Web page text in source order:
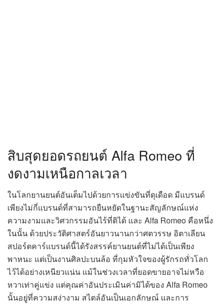
สิบสุดยอดรถยนต์ Alfa Romeo ที่
งดงามเหนือกาลเวลา
ในโลกยานยนต์อันเต็มไปด้วยการแข่งขันที่ดุเดือด มีแบรนด์
เพียงไม่กี่แบรนด์ที่สามารถยืนหยัดในฐานะสัญลักษณ์แห่ง
ความงามและวิศวกรรมอันไร้ที่ติได้ และ Alfa Romeo คือหนึ่ง
ในนั้น ด้วยประวัติศาสตร์อันยาวนานกว่าศตวรรษ อิตาเลียน
สปอร์ตคาร์แบรนด์นี้ได้รังสรรค์ยานยนต์ที่ไม่ได้เป็นเพียง
พาหนะ แต่เป็นงานศิลปะบนล้อ ที่กุมหัวใจของผู้รักรถทั่วโลก
ไว้ได้อย่างเหนียวแน่น แม้ในช่วงเวลาที่ยอดขายอาจไม่หวือ
หวาเท่าคู่แข่ง แต่คุณค่าอันประเมินค่ามิได้ของ Alfa Romeo
นั้นอยู่ที่ความสง่างาม สไตล์อันเป็นเอกลักษณ์ และการ